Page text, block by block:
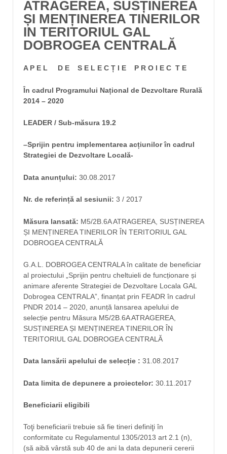
ATRAGEREA, SUSȚINEREA
ȘI MENȚINEREA TINERILOR
IN TERITORIUL GAL
DOBROGEA CENTRALĂ
A P E L D E S E L E C Ț I E P R O I E C T E
În cadrul Programului Național de Dezvoltare Rurală
2014 – 2020
LEADER / Sub-măsura 19.2
–Sprijin pentru implementarea acțiunilor în cadrul
Strategiei de Dezvoltare Locală-
Data anunțului: 30.08.2017
Nr. de referință al sesiunii: 3 / 2017
Măsura lansată: M5/2B.6A ATRAGEREA, SUSȚINEREA
ȘI MENȚINEREA TINERILOR ÎN TERITORIUL GAL
DOBROGEA CENTRALĂ
G.A.L. DOBROGEA CENTRALA în calitate de beneficiar
al proiectului „Sprijin pentru cheltuieli de funcționare și
animare aferente Strategiei de Dezvoltare Locala GAL
Dobrogea CENTRALA”, finanțat prin FEADR în cadrul
PNDR 2014 – 2020, anunță lansarea apelului de
selecție pentru Măsura M5/2B.6A ATRAGEREA,
SUSȚINEREA ȘI MENȚINEREA TINERILOR ÎN
TERITORIUL GAL DOBROGEA CENTRALĂ
Data lansării apelului de selecție : 31.08.2017
Data limita de depunere a proiectelor: 30.11.2017
Beneficiarii eligibili
Toţi beneficiarii trebuie să fie tineri definiţi în
conformitate cu Regulamentul 1305/2013 art 2.1 (n),
(să aibă vârstă sub 40 de ani la data depunerii cererii